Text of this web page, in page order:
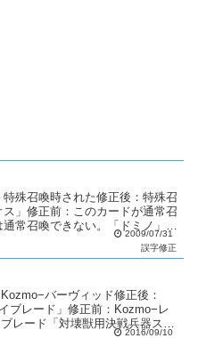
特殊召喚時された修正後：特殊召
」修正前：このカードが通常召
常召喚できない。「ドミノ」修
で存在する修正後：自分...2009/07/31
誤字修正
バーヴィッド修正後：
ブレード」修正前：Kozmo−レ
レード「対壊獣用決戦兵器スー
2016/09/10